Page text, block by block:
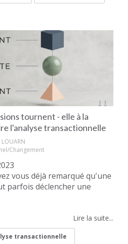
tournent - elle à la
l'analyse transactionnelle
Changement
remarqué qu'une
parfois déclencher une
Lire la suite...
transactionnelle